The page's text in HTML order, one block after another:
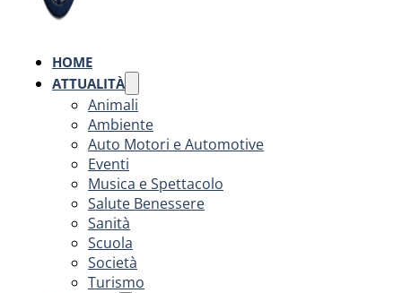
HOME
ATTUALITÀ
Animali
Ambiente
Auto Motori e Automotive
Eventi
Musica e Spettacolo
Salute Benessere
Sanità
Scuola
Società
Turismo